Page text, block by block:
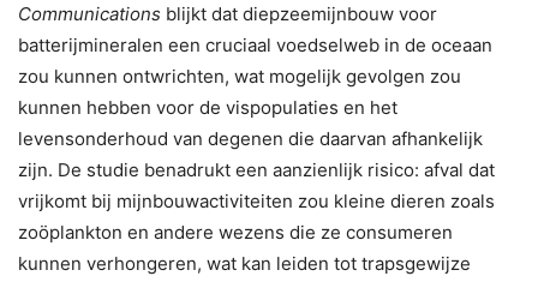
Communications blijkt dat diepzeemijnbouw voor
batterijmineralen een cruciaal voedselweb in de oceaan
zou kunnen ontwrichten, wat mogelijk gevolgen zou
kunnen hebben voor de vispopulaties en het
levensonderhoud van degenen die daarvan afhankelijk
zijn. De studie benadrukt een aanzienlijk risico: afval dat
vrijkomt bij mijnbouwactiviteiten zou kleine dieren zoals
zoöplankton en andere wezens die ze consumeren
kunnen verhongeren, wat kan leiden tot trapsgewijze